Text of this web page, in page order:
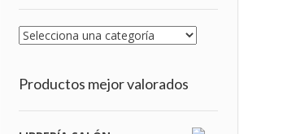
Productos mejor valorados